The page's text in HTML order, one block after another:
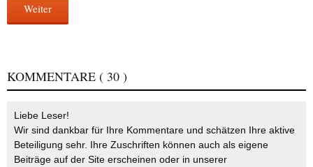
Weiter
KOMMENTARE ( 30 )
Liebe Leser!
Wir sind dankbar für Ihre Kommentare und schätzen Ihre aktive
Beteiligung sehr. Ihre Zuschriften können auch als eigene
Beiträge auf der Site erscheinen oder in unserer